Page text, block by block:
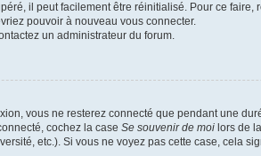
il peut facilement être réinitialisé. Pour ce
pouvoir à nouveau vous connecter.
un administrateur du forum.
vous ne resterez connecté que pendant une
cochez la case Se souvenir de moi lors de
etc.). Si vous ne voyez pas cette case, cela